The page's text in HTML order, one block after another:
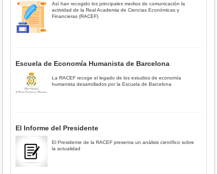
Así han recogido los principales medios de comunicación la
actividad de la Real Academia de Ciencias Económicas y
Financieras (RACEF)
Escuela de Economía Humanista de Barcelona
La RACEF recoge el legado de los estudios de economía
humanista desarrollados por la Escuela de Barcelona
El Informe del Presidente
El Presidente de la RACEF presenta un análisis científico sobre
la actualidad